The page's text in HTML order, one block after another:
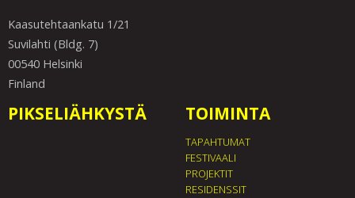
Kaasutehtaankatu 1/21
Suvilahti (Bldg. 7)
00540 Helsinki
Finland
PIKSELIÄHKYSTÄ TOIMINTA
TAPAHTUMAT
FESTIVAALI
PROJEKTIT
RESIDENSSIT